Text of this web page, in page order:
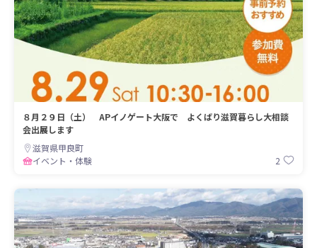
８月２９日（土） APイノゲート大阪で よくばり滋賀暮らし大相談
会出展します
滋賀県甲良町
イベント・体験
2